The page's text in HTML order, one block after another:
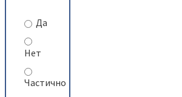
Да
Нет
Частично